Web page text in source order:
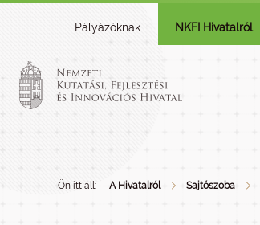
Pályázóknak NKFI Hivatalról
Ön itt áll: A Hivatalról Sajtószoba